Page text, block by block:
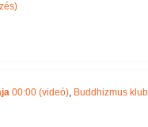
00:00 (videó), Buddhizmus klub